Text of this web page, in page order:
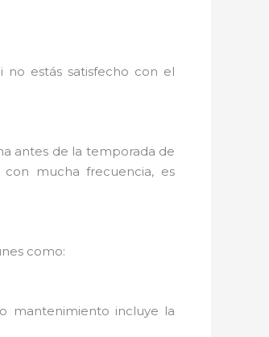
no estás satisfecho con el
antes de la temporada de
mucha frecuencia, es
como:
mantenimiento incluye la